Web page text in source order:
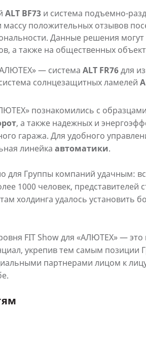
ALT BF73 и система подъемно-
положительных отзывов
Данные решения могут
а также на общественных
— система ALT FR76для
солнцезащитных ламелей
познакомились с
, а также надежных и
гаража. Для удобного
линейка автоматики.
для Группы компаний удачным:
1000 человек, представителей
холдинга удалось установить
FIT Show для «АЛЮТЕХ» —
укрепив тем самым позиции
партнерами лицом к